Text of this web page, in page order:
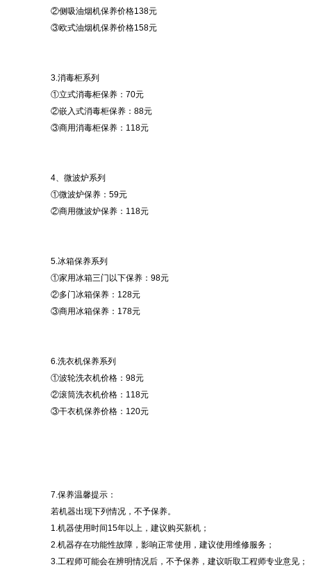
②侧吸油烟机保养价格138元
③欧式油烟机保养价格158元
3.消毒柜系列
①立式消毒柜保养：70元
②嵌入式消毒柜保养：88元
③商用消毒柜保养：118元
4、微波炉系列
①微波炉保养：59元
②商用微波炉保养：118元
5.冰箱保养系列
①家用冰箱三门以下保养：98元
②多门冰箱保养：128元
③商用冰箱保养：178元
6.洗衣机保养系列
①波轮洗衣机价格：98元
②滚筒洗衣机价格：118元
③干衣机保养价格：120元
7.保养温馨提示：
若机器出现下列情况，不予保养。
1.机器使用时间15年以上，建议购买新机；
2.机器存在功能性故障，影响正常使用，建议使用维修服务；
3.工程师可能会在辨明情况后，不予保养，建议听取工程师专业意见；